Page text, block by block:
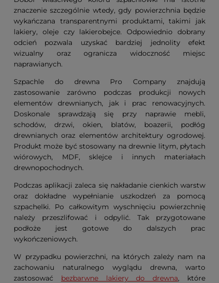
znaczenie szczególnie wtedy, gdy powierzchnia będzie
wykańczana transparentnymi produktami, takimi jak
lakiery, oleje czy lakierobejce. Odpowiednio dobrany
odcień pozwala uzyskać bardziej jednolity efekt
wizualny oraz ogranicza widoczność miejsc
naprawianych.
Szpachle do drewna Pro Company znajdują
zastosowanie zarówno podczas produkcji nowych
elementów drewnianych, jak i prac renowacyjnych.
Doskonale sprawdzają się przy naprawie mebli,
schodów, drzwi, okien, blatów, boazerii, podłóg
drewnianych oraz elementów architektury ogrodowej.
Produkt może być stosowany na drewnie litym, płytach
wiórowych, MDF, sklejce i innych materiałach
drewnopochodnych.
Podczas aplikacji zaleca się nakładanie cienkich warstw
oraz dokładne wypełnianie uszkodzeń za pomocą
szpachelki. Po całkowitym wyschnięciu powierzchnię
należy przeszlifować i odpylić. Tak przygotowane
podłoże jest gotowe do dalszych prac
wykończeniowych.
W przypadku powierzchni, na których zależy nam na
zachowaniu naturalnego wyglądu drewna, warto
zastosować bezbarwne lakiery do drewna, które